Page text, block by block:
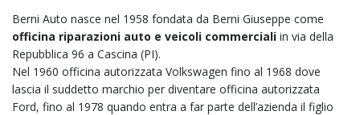
Berni Auto nasce nel 1958 fondata da Berni Giuseppe come
officina riparazioni auto e veicoli commerciali in via della
Repubblica 96 a Cascina (PI).
Nel 1960 officina autorizzata Volkswagen fino al 1968 dove
lascia il suddetto marchio per diventare officina autorizzata
Ford, fino al 1978 quando entra a far parte dell’azienda il figlio